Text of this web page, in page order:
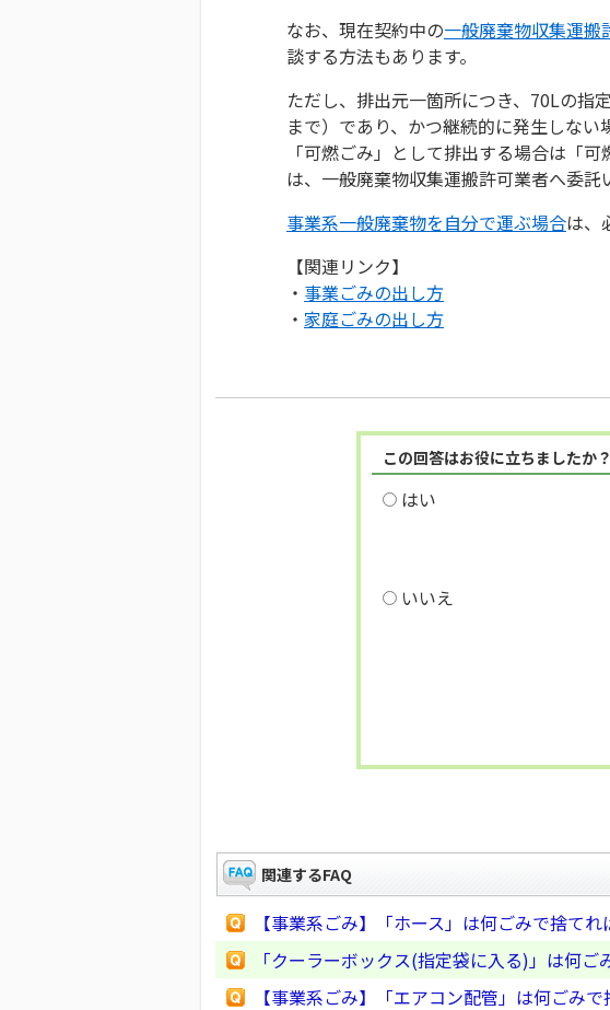
なお、現在契約中の一般廃棄物収集運搬
談する方法もあります。
ただし、排出元一箇所につき、70Lの指
まで）であり、かつ継続的に発生しな
「可燃ごみ」として排出する場合は「
は、一般廃棄物収集運搬許可業者へ委託
事業系一般廃棄物を自分で運ぶ場合は、
【関連リンク】
・ 事業ごみの出し方
・ 家庭ごみの出し方
この回答はお役に立ちましたか？
はい
いいえ
関連するFAQ
【事業系ごみ】「ホース」は何ごみで捨てれ
「クーラーボックス(指定袋に入る)」は何ご
【事業系ごみ】「エアコン配管」は何ごみ